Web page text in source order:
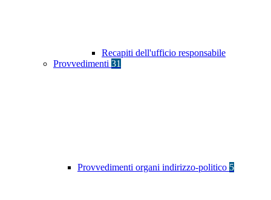
Recapiti dell'ufficio responsabile
Provvedimenti 31
Provvedimenti organi indirizzo-politico 5